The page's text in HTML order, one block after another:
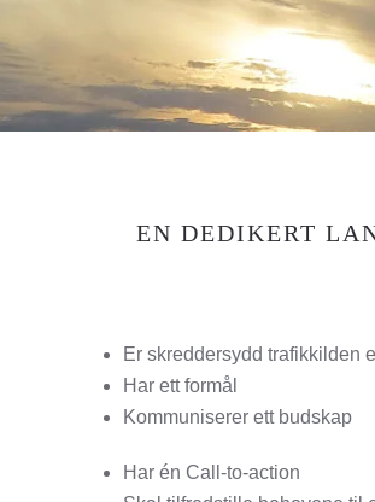
EN DEDIKERT
Er skreddersydd trafikkilden
Har ett formål
Kommuniserer ett budskap
Har én Call-to-action